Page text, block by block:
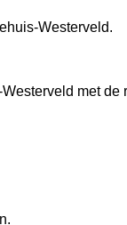
Westerveld.
met